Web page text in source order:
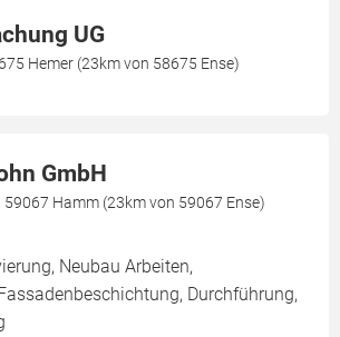
UG
Hemer (23km von 58675 Ense)
GmbH
Hamm (23km von 59067 Ense)
Neubau Arbeiten,
Durchführung,